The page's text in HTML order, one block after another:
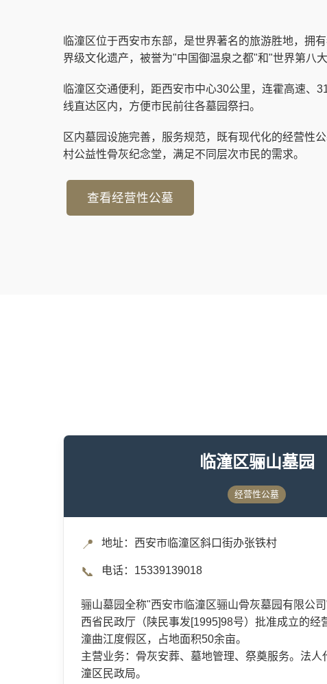
临潼区位于西安市东部，是世界著名的旅游胜地，拥
界级文化遗产，被誉为"中国御温泉之都"和"世界第八大
临潼区交通便利，距西安市中心30公里，连霍高速、
线直达区内，方便市民前往各墓园祭扫。
区内墓园设施完善，服务规范，既有现代化的经营性
村公益性骨灰纪念堂，满足不同层次市民的需求。
查看经营性公墓
临潼区骊山墓园
经营性公墓
📍 地址：西安市临潼区斜口街办张铁村
📞 电话：15339139018
骊山墓园全称"西安市临潼区骊山骨灰墓园有限公
西省民政厅（陕民事发[1995]98号）批准成立的经
潼曲江度假区，占地面积50余亩。
主营业务：骨灰安葬、墓地管理、祭奠服务。法人
潼区民政局。